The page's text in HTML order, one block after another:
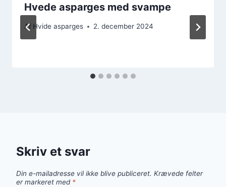
Hvede asparges med svampe
Af Hvide asparges 2. december 2024
Skriv et svar
Din e-mailadresse vil ikke blive publiceret. Krævede felter
er markeret med *